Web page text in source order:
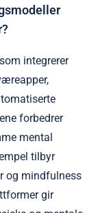
integrerer
forbedrer
mental
tilbyr
og mindfulness
gir